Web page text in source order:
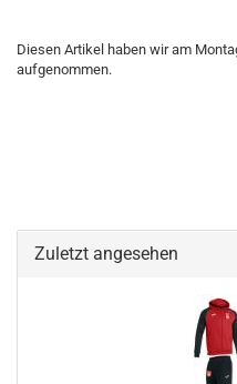
Diesen Artikel haben wir am
aufgenommen.
Zuletzt angesehen